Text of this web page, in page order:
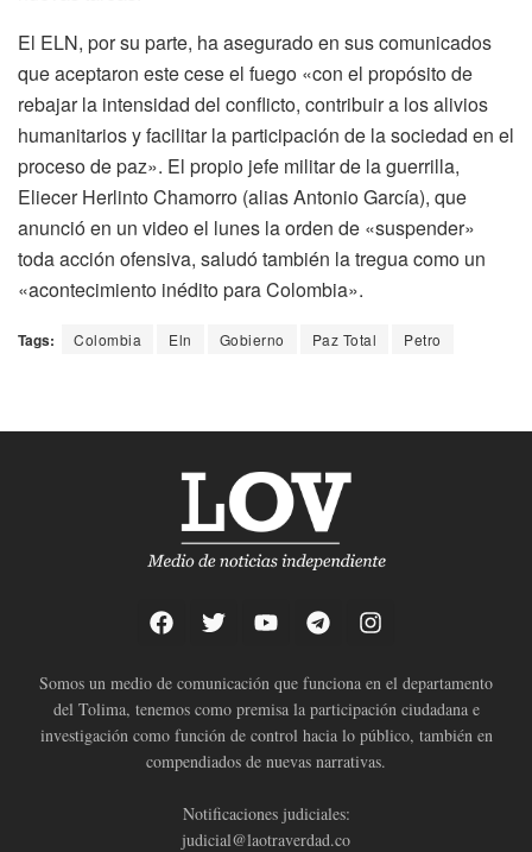
El ELN, por su parte, ha asegurado en sus comunicados
que aceptaron este cese el fuego «con el propósito de
rebajar la intensidad del conflicto, contribuir a los alivios
humanitarios y facilitar la participación de la sociedad en el
proceso de paz». El propio jefe militar de la guerrilla,
Eliecer Herlinto Chamorro (alias Antonio García), que
anunció en un video el lunes la orden de «suspender»
toda acción ofensiva, saludó también la tregua como un
«acontecimiento inédito para Colombia».
Tags: Colombia Eln Gobierno Paz Total Petro
Somos un medio de comunicación que funciona en el departamento
del Tolima, tenemos como premisa la participación ciudadana e
investigación como función de control hacia lo público, también en
compendiados de nuevas narrativas.
Notificaciones judiciales:
judicial@laotraverdad.co